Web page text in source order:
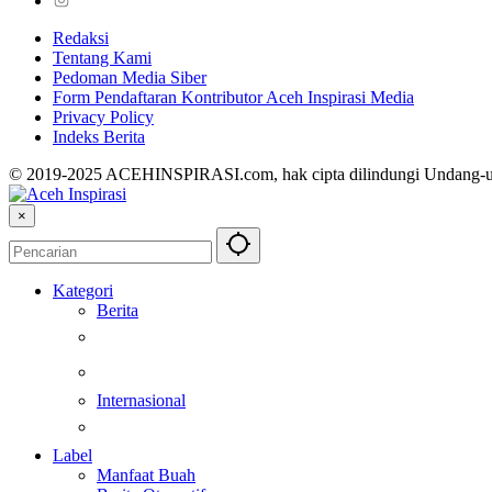
Redaksi
Tentang Kami
Pedoman Media Siber
Form Pendaftaran Kontributor Aceh Inspirasi Media
Privacy Policy
Indeks Berita
© 2019-2025 ACEHINSPIRASI.com, hak cipta dilindungi Undang-
×
Kategori
Berita
Internasional
Label
Manfaat Buah